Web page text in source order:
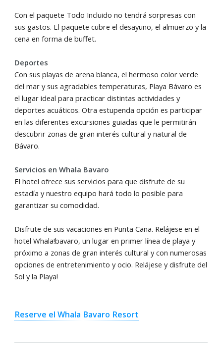
Con el paquete Todo Incluido no tendrá sorpresas con
sus gastos. El paquete cubre el desayuno, el almuerzo y la
cena en forma de buffet.
Deportes
Con sus playas de arena blanca, el hermoso color verde
del mar y sus agradables temperaturas, Playa Bávaro es
el lugar ideal para practicar distintas actividades y
deportes acuáticos. Otra estupenda opción es participar
en las diferentes excursiones guiadas que le permitirán
descubrir zonas de gran interés cultural y natural de
Bávaro.
Servicios en Whala Bavaro
El hotel ofrece sus servicios para que disfrute de su
estadía y nuestro equipo hará todo lo posible para
garantizar su comodidad.
Disfrute de sus vacaciones en Punta Cana. Relájese en el
hotel Whala!bavaro, un lugar en primer línea de playa y
próximo a zonas de gran interés cultural y con numerosas
opciones de entretenimiento y ocio. Relájese y disfrute del
Sol y la Playa!
Reserve el Whala Bavaro Resort